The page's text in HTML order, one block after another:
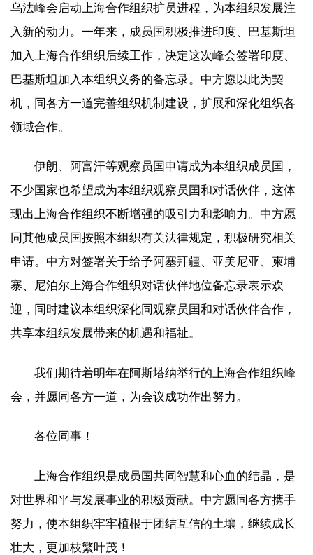
乌法峰会启动上海合作组织扩员进程，为本组织发展注
入新的动力。一年来，成员国积极推进印度、巴基斯坦
加入上海合作组织后续工作，决定这次峰会签署印度、
巴基斯坦加入本组织义务的备忘录。中方愿以此为契
机，同各方一道完善组织机制建设，扩展和深化组织各
领域合作。
伊朗、阿富汗等观察员国申请成为本组织成员国，
不少国家也希望成为本组织观察员国和对话伙伴，这体
现出上海合作组织不断增强的吸引力和影响力。中方愿
同其他成员国按照本组织有关法律规定，积极研究相关
申请。中方对签署关于给予阿塞拜疆、亚美尼亚、柬埔
寨、尼泊尔上海合作组织对话伙伴地位备忘录表示欢
迎，同时建议本组织深化同观察员国和对话伙伴合作，
共享本组织发展带来的机遇和福祉。
我们期待着明年在阿斯塔纳举行的上海合作组织峰
会，并愿同各方一道，为会议成功作出努力。
各位同事！
上海合作组织是成员国共同智慧和心血的结晶，是
对世界和平与发展事业的积极贡献。中方愿同各方携手
努力，使本组织牢牢植根于团结互信的土壤，继续成长
壮大，更加枝繁叶茂！